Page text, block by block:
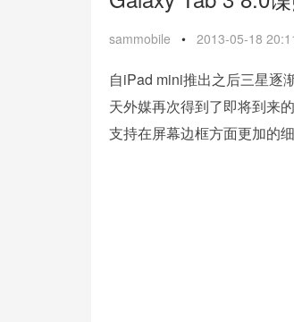
sammobile • 2013-05-18
自iPad mini推出之后三星逐
天外媒再次得到了即将到来
支持在屏幕边框方面更加的